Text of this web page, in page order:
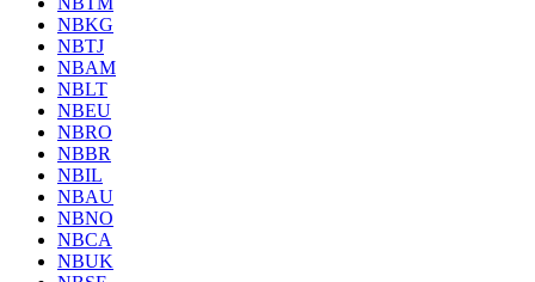
NBKG
NBTJ
NBAM
NBLT
NBEU
NBRO
NBBR
NBIL
NBAU
NBNO
NBCA
NBUK